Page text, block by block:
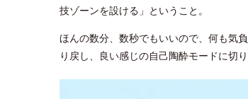
技ゾーンを設ける」ということ。
ほんの数分、数秒でもいいので、何も気
り戻し、良い感じの自己陶酔モードに切り